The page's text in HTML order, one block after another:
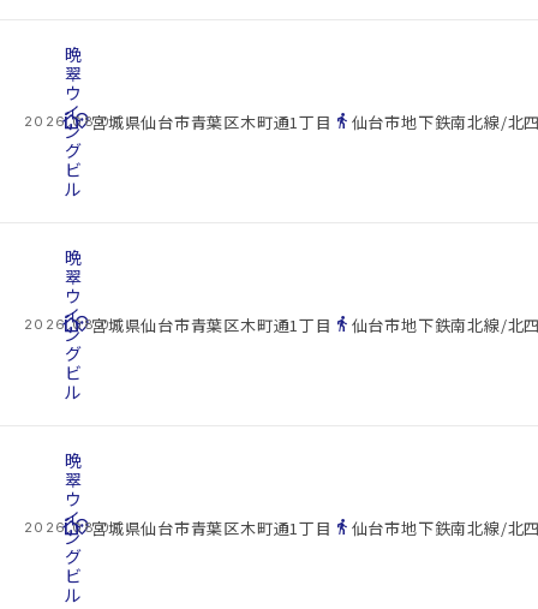
2026.08.07
cottage
晩
翠
ウ
イ
ン
グ
ビ
ル
location_on宮城県仙台市青葉区木町通1丁目 directions_walk 仙台市地下鉄南北線/北
2026.08.07
cottage
晩
翠
ウ
イ
ン
グ
ビ
ル
location_on宮城県仙台市青葉区木町通1丁目 directions_walk 仙台市地下鉄南北線/北
2026.08.07
cottage
晩
翠
ウ
イ
ン
グ
ビ
ル
location_on宮城県仙台市青葉区木町通1丁目 directions_walk 仙台市地下鉄南北線/北